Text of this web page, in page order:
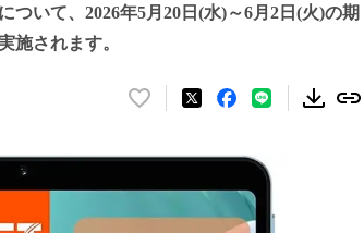
いて、2026年5月20日(水)～6月2日(火)の期
施されます。
い
ね
を